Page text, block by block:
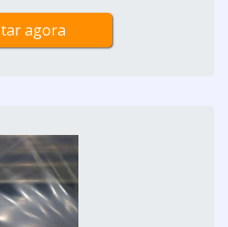
agora